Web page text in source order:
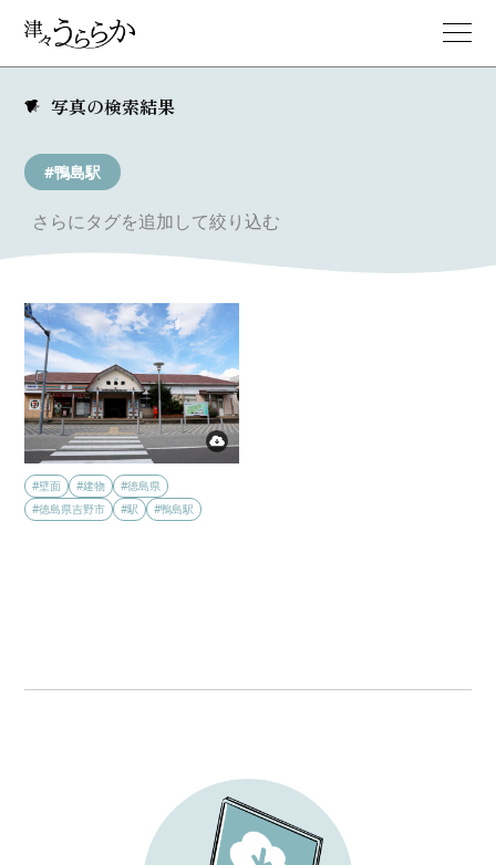
写真の検索結果
#鴨島駅
さらにタグを追加して絞り込む
#壁面 #建物
#徳島県
#徳島県吉野市
#駅 #鴨島駅